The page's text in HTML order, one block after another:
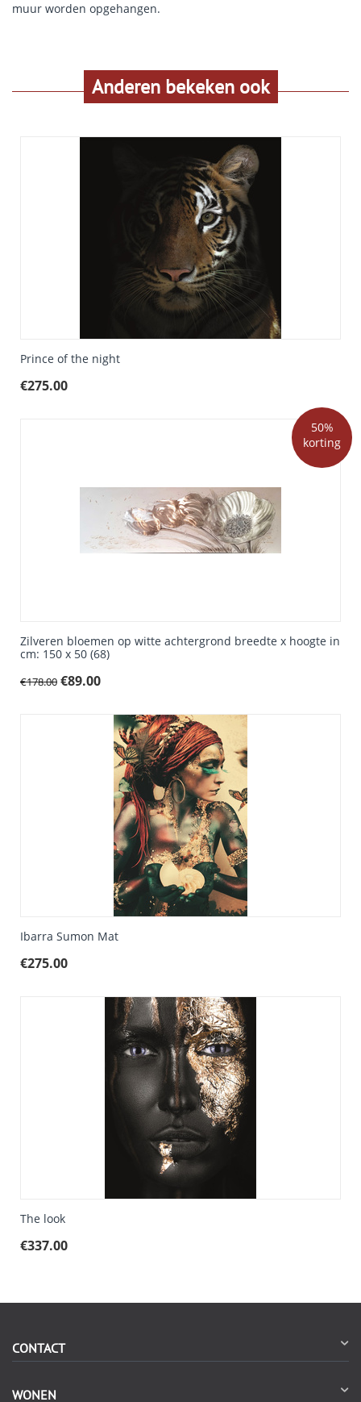
muur worden opgehangen.
Anderen bekeken ook
Prince of the night
€275.00
50%
korting
Zilveren bloemen op witte achtergrond breedte x hoogte in
cm: 150 x 50 (68)
€178.00 €89.00
Ibarra Sumon Mat
€275.00
The look
€337.00
CONTACT
WONEN